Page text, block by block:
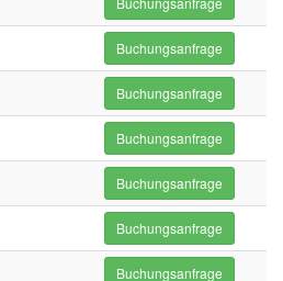
Buchungsanfrage
Buchungsanfrage
Buchungsanfrage
Buchungsanfrage
Buchungsanfrage
Buchungsanfrage